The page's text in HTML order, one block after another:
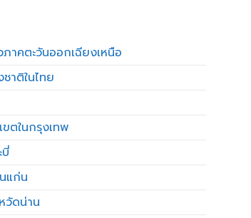
าคตะวันออกเฉียงเหนือ
าติในไทย
ตในกรุงเทพ
แก่น
วัดน่าน